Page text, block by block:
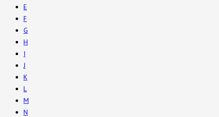
E
F
G
H
I
J
K
L
M
N